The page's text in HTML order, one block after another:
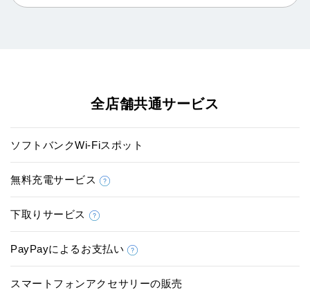
全店舗共通サービス
ソフトバンクWi-Fiスポット
無料充電サービス
下取りサービス
PayPayによるお支払い
スマートフォンアクセサリーの販売